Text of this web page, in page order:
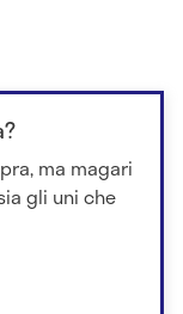
ma magari
gli uni che